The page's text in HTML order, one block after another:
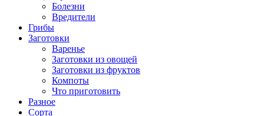
Болезни
Вредители
Грибы
Заготовки
Варенье
Заготовки из овощей
Заготовки из фруктов
Компоты
Что приготовить
Разное
Сорта